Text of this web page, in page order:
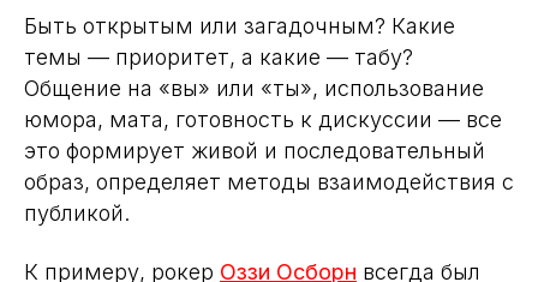
К примеру, рокерОззи Осборнвсегда был
человеком очень открытым. Как в интервью,
так и в повседневной жизни он вел себя
совершенно свободно, не стеснялся эмоций,
не брезговал эпатажем и нецензурной
лексикой.